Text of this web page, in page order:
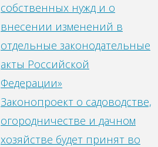
собственных нужд и о
внесении изменений в
отдельные законодательные
акты Российской
Федерации»
Законопроект о садоводстве,
огородничестве и дачном
хозяйстве будет принят во